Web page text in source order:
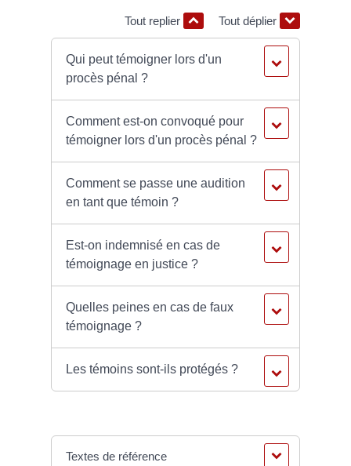
Tout replier Tout déplier
Qui peut témoigner lors d'un
procès pénal ?
Comment est-on convoqué pour
témoigner lors d'un procès pénal ?
Comment se passe une audition
en tant que témoin ?
Est-on indemnisé en cas de
témoignage en justice ?
Quelles peines en cas de faux
témoignage ?
Les témoins sont-ils protégés ?
Textes de référence